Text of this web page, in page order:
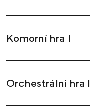
Komorní hra I
Orchestrální hra I